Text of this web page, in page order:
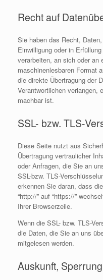
Recht auf
Sie haben das Recht,
Einwilligung oder in
verarbeiten, an sich oder an
maschinenlesbaren Format
die direkte Übertragung der
Verantwortlichen verlangen,
machbar ist.
SSL- bzw. TLS-
Diese Seite nutzt aus
Übertragung vertraulicher
oder Anfragen, die Sie an
SSL-bzw. TLS-
erkennen Sie daran, dass
“http://” auf “https://”
Ihrer Browserzeile.
Wenn die SSL- bzw. TLS-
die Daten, die Sie an uns
mitgelesen werden.
Auskunft,